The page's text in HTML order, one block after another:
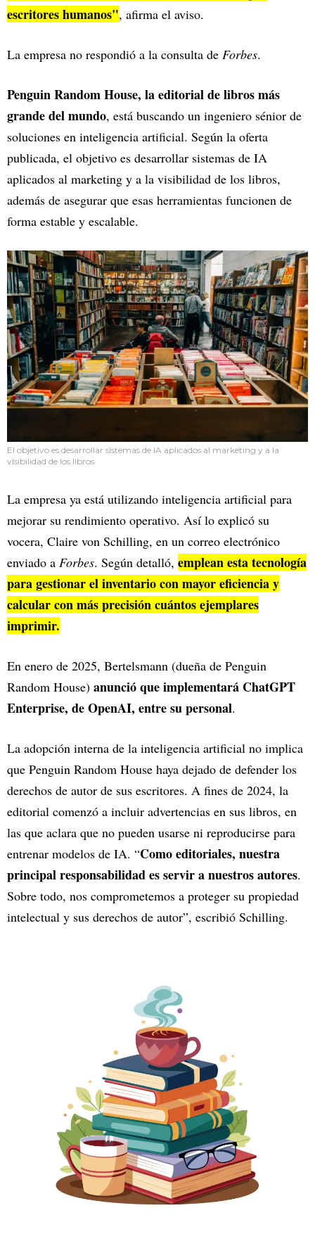
escritores humanos", afirma el aviso.
La empresa no respondió a la consulta de Forbes.
Penguin Random House, la editorial de libros más
grande del mundo, está buscando un ingeniero sénior de
soluciones en inteligencia artificial. Según la oferta
publicada, el objetivo es desarrollar sistemas de IA
aplicados al marketing y a la visibilidad de los libros,
además de asegurar que esas herramientas funcionen de
forma estable y escalable.
El objetivo es desarrollar sistemas de IA aplicados al marketing y a la
visibilidad de los libros
La empresa ya está utilizando inteligencia artificial para
mejorar su rendimiento operativo. Así lo explicó su
vocera, Claire von Schilling, en un correo electrónico
enviado a Forbes. Según detalló, emplean esta tecnología
para gestionar el inventario con mayor eficiencia y
calcular con más precisión cuántos ejemplares
imprimir.
En enero de 2025, Bertelsmann (dueña de Penguin
Random House) anunció que implementará ChatGPT
Enterprise, de OpenAI, entre su personal.
La adopción interna de la inteligencia artificial no implica
que Penguin Random House haya dejado de defender los
derechos de autor de sus escritores. A fines de 2024, la
editorial comenzó a incluir advertencias en sus libros, en
las que aclara que no pueden usarse ni reproducirse para
entrenar modelos de IA. “Como editoriales, nuestra
principal responsabilidad es servir a nuestros autores.
Sobre todo, nos comprometemos a proteger su propiedad
intelectual y sus derechos de autor”, escribió Schilling.